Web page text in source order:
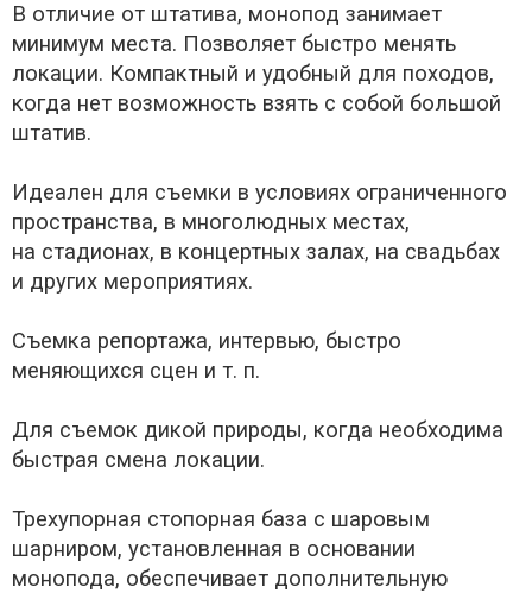
В отличие от штатива, монопод занимает
минимум места. Позволяет быстро менять
локации. Компактный и удобный для походов,
когда нет возможность взять с собой большой
штатив.
Идеален для съемки в условиях ограниченного
пространства, в многолюдных местах,
на стадионах, в концертных залах, на свадьбах
и других мероприятиях.
Съемка репортажа, интервью, быстро
меняющихся сцен и т. п.
Для съемок дикой природы, когда необходима
быстрая смена локации.
Трехупорная стопорная база с шаровым
шарниром, установленная в основании
монопода, обеспечивает дополнительную